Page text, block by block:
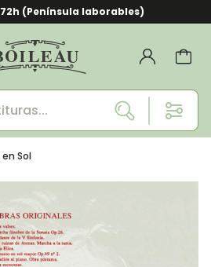
(Península laborables)
Sol